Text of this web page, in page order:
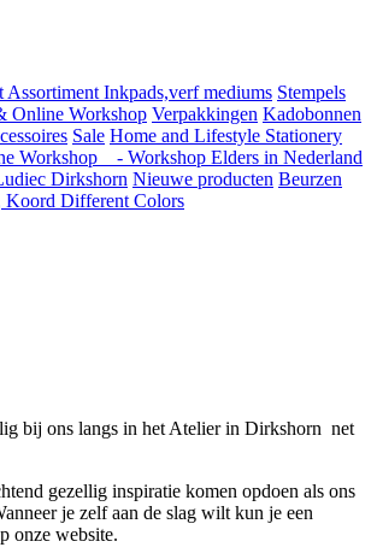
Assortiment Inkpads,verf mediums Stempels
Online Workshop Verpakkingen Kadobonnen
Sale Home and Lifestyle Stationery
Workshop
- Workshop Elders in Nederland
Dirkshorn Nieuwe producten Beurzen
Koord Different Colors
bij ons langs in het Atelier in Dirkshorn net
gezellig inspiratie komen opdoen als ons
je zelf aan de slag wilt kun je een
onze website.